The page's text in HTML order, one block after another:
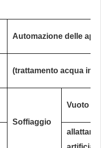
Automazione delle
(trattamento acqua
Soffiaggio
Vuoto